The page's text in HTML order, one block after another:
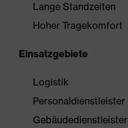
Lange Standzeiten
Hoher Tragekomfort
Einsatzgebiete
Logistik
Personaldienstleister
Gebäudedienstleister